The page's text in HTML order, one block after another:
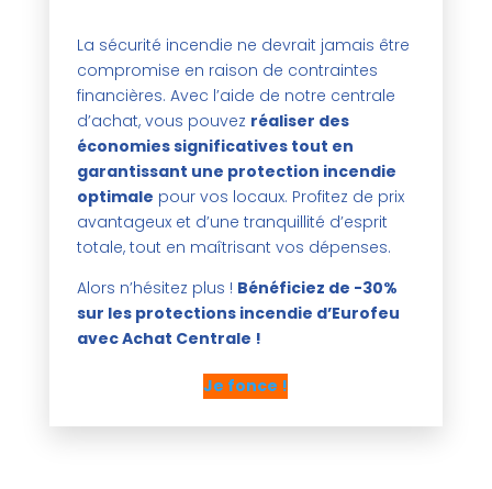
La sécurité incendie ne devrait jamais être
compromise en raison de contraintes
financières. Avec l’aide de notre centrale
d’achat, vous pouvez réaliser des
économies significatives tout en
garantissant une protection incendie
optimale pour vos locaux. Profitez de prix
avantageux et d’une tranquillité d’esprit
totale, tout en maîtrisant vos dépenses.
Alors n’hésitez plus ! Bénéficiez de -30%
sur les protections incendie d’Eurofeu
avec Achat Centrale !
Je fonce !